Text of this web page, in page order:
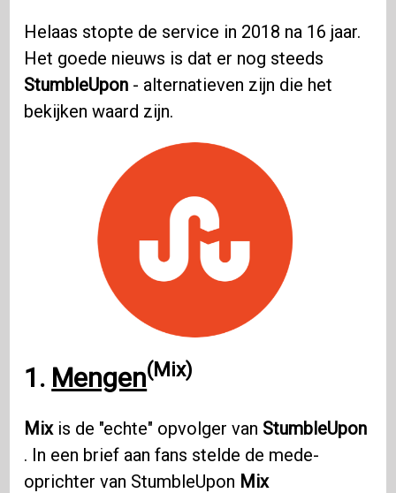
Helaas stopte de service in 2018 na 16 jaar.
Het goede nieuws is dat er nog steeds
StumbleUpon - alternatieven zijn die het
bekijken waard zijn.
1. Mengen(Mix)
Mixis ​​de "echte" opvolger van StumbleUpon
. In een brief aan fans stelde de mede-
oprichter van StumbleUpon Mix